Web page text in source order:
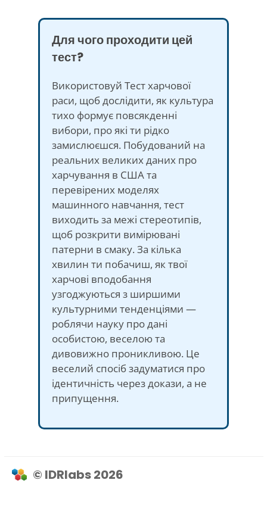
Для чого проходити цей
тест?
Використовуй Тест харчової
раси, щоб дослідити, як культура
тихо формує повсякденні
вибори, про які ти рідко
замислюєшся. Побудований на
реальних великих даних про
харчування в США та
перевірених моделях
машинного навчання, тест
виходить за межі стереотипів,
щоб розкрити вимірювані
патерни в смаку. За кілька
хвилин ти побачиш, як твої
харчові вподобання
узгоджуються з ширшими
культурними тенденціями —
роблячи науку про дані
особистою, веселою та
дивовижно проникливою. Це
веселий спосіб задуматися про
ідентичність через докази, а не
припущення.
© IDRlabs 2026